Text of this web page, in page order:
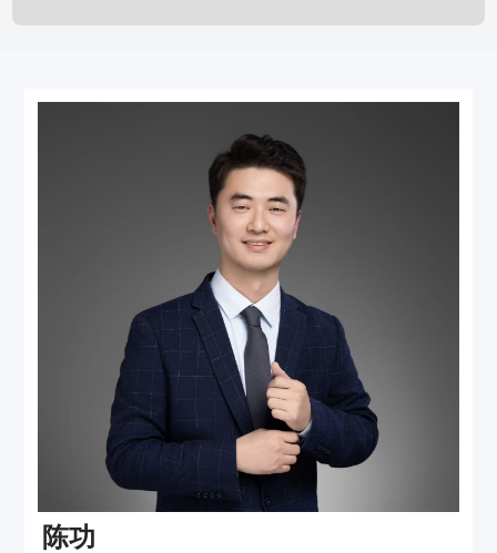
常州
盐城
陈功